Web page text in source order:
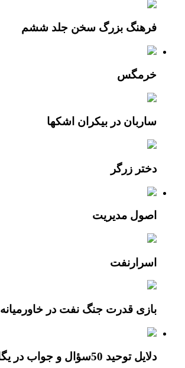
فرهنگ بزرگ سخن جلد ششم
خرمگس
ساربان در بيکران اشکها
دختر زرگر
اصول مديريت
اسرارنفت
بازی قدرت جنگ نفت در خاورمیانه
دلايل توحيد 50سؤال و جواب در يگانه پرستي